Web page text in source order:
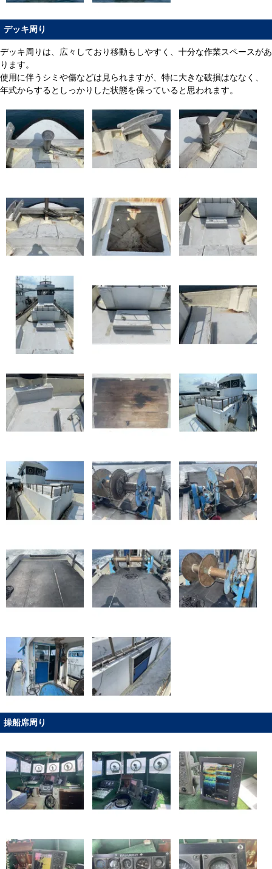
デッキ周り
デッキ周りは、広々しており移動もしやすく、十分な作業スペースがあ
ります。
使用に伴うシミや傷などは見られますが、特に大きな破損はななく、
年式からするとしっかりした状態を保っていると思われます。
操船席周り